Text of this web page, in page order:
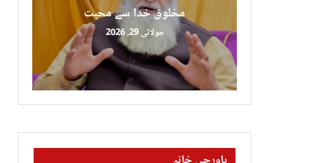
مخلوق خدا سے محبت
جولائی 29, 2026